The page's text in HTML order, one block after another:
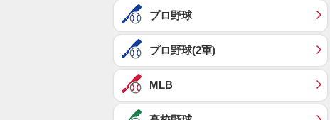
プロ野球
プロ野球(2軍)
MLB